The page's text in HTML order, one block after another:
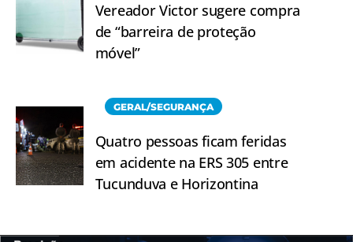
Vereador Victor sugere compra
de “barreira de proteção
móvel”
GERAL/SEGURANÇA
Quatro pessoas ficam feridas
em acidente na ERS 305 entre
Tucunduva e Horizontina